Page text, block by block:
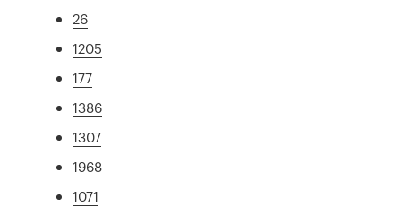
26
1205
177
1386
1307
1968
1071